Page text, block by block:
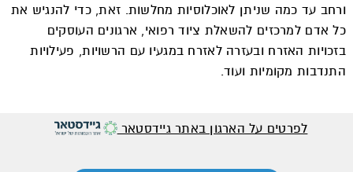
ורחב עד כמה שניתן לאוכלוסיות מחלשות. זאת, כדי להנגיש את
כל אדם למרכזים להשאלת ציוד רפואי, ארגונים העוסקים
בזכויות האזרח ובעזרה לאזרח במגעיו עם הרשויות, פעילויות
התנדבות מקומיות ועוד.
לפרטים על הארגון באתר גיידסטאר